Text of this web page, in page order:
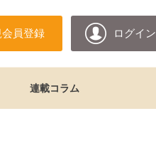
会員登録 ログイン
連載コラム